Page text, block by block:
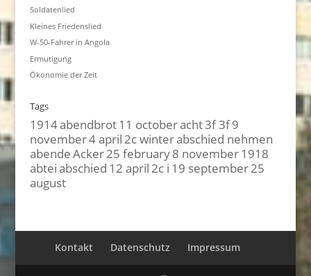
Soldatenlied
Kleines Friedenslied
W-50-Fahrer in Angola
Ermutigung
Ökonomie der Zeit
Tags
1914abendbrot11 octoberacht3f 3f9
november4 april2c winterabschied nehmen
abendeAcker25 february8 november1918
abteiabschied 12 april2c i 19 september25
august
Kontakt Datenschutz Impressum